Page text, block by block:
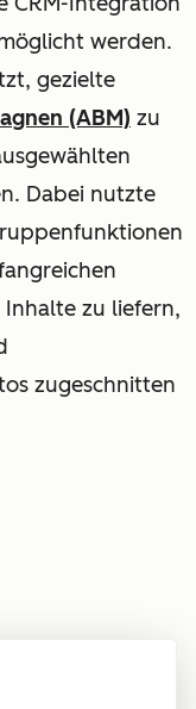
werden.
gezielte
(ABM) zu
Dabei nutzte
zu liefern,
zugeschnitten